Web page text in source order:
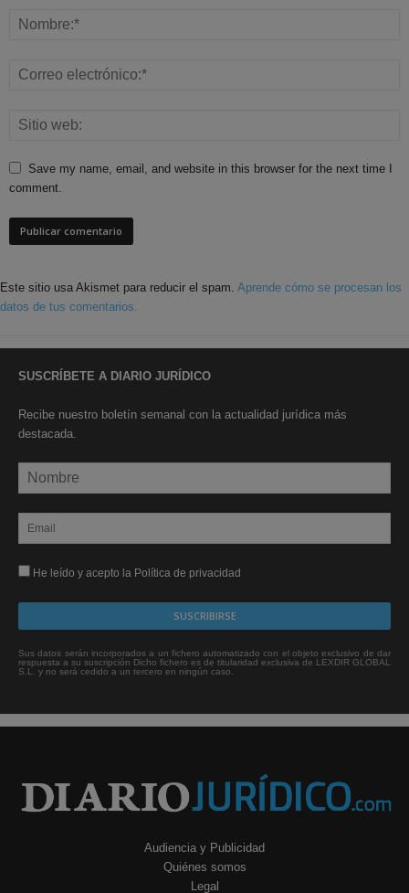
Save my name, email, and website in this browser for the next time I
comment.
Este sitio usa Akismet para reducir el spam. Aprende cómo se procesan los
datos de tus comentarios.
SUSCRÍBETE A DIARIO JURÍDICO
Recibe nuestro boletín semanal con la actualidad jurídica más
destacada.
He leído y acepto la Política de privacidad
Sus datos serán incorporados a un fichero automatizado con el objeto exclusivo de dar
respuesta a su suscripción Dicho fichero es de titularidad exclusiva de LEXDIR GLOBAL
S.L. y no será cedido a un tercero en ningún caso.
Audiencia y Publicidad
Quiénes somos
Legal